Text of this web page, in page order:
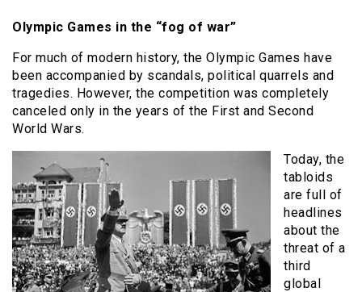
Olympic Games in the “fog of war”
For much of modern history, the Olympic Games have
been accompanied by scandals, political quarrels and
tragedies. However, the competition was completely
canceled only in the years of the First and Second
World Wars.
Today, the
tabloids
are full of
headlines
about the
threat of a
third
global